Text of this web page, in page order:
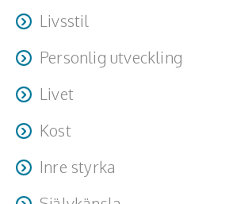
Omvärld, politik, juridik
Pedagogik, skola, föräldraskap
Teamwork, teambuilding, relationer
Vård, omsorg, beroende
Kända personer
Livsstil
Personlig utveckling
Livet
Kost
Inre styrka